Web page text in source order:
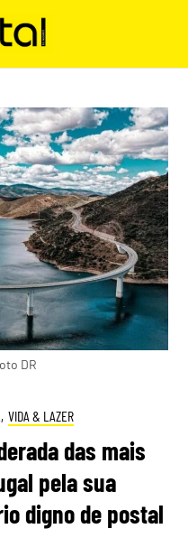
DR
, VIDA & LAZER
das mais
pela sua
digno de postal